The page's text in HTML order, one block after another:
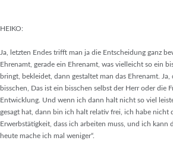
HEIKO:
Ja, letzten Endes trifft man ja die Entscheidung ganz
Ehrenamt, gerade ein Ehrenamt, was vielleicht so ein
bringt, bekleidet, dann gestaltet man das Ehrenamt. Ja,
bisschen, Das ist ein bisschen selbst der Herr oder die
Entwicklung. Und wenn ich dann halt nicht so viel
gesagt hat, dann bin ich halt relativ frei, ich habe nicht
Erwerbstätigkeit, dass ich arbeiten muss, und ich kann
heute mache ich mal weniger“.